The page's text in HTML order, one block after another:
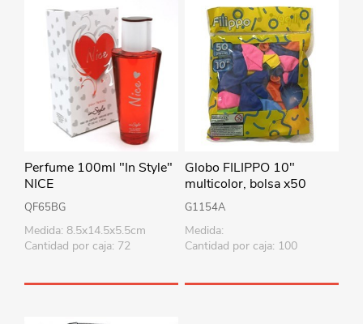
Perfume 100ml "In Style"
NICE
QF65BG
Medida: 8.5x14.5x5.5cm
Cantidad por caja: 72
Globo FILIPPO 10"
multicolor, bolsa x50
G1154A
Medida:
Cantidad por caja: 100